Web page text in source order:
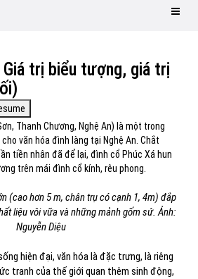
trị biểu tượng, giá trị
Thanh Chương, Nghệ An) là một trong
văn hóa đình làng tại Nghệ An. Chắt
tiền nhân đã để lại, đình cổ Phúc Xá hun
trên mái đình cổ kính, rêu phong.
(cao hơn 5 m, chân trụ có cạnh 1, 4m) đắp
liệu vôi vữa và những mảnh gốm sứ. Ảnh:
Nguyễn Diệu
hiện đại, văn hóa là đặc trưng, là riêng
tranh của thế giới quan thêm sinh động,